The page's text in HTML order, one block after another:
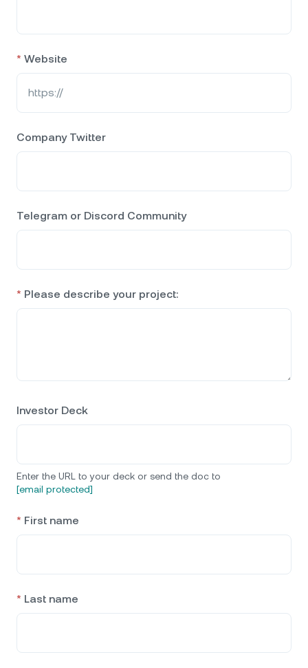
* Website
Company Twitter
Telegram or Discord Community
* Please describe your project:
Investor Deck
Enter the URL to your deck or send the doc to
[email protected]
* First name
* Last name